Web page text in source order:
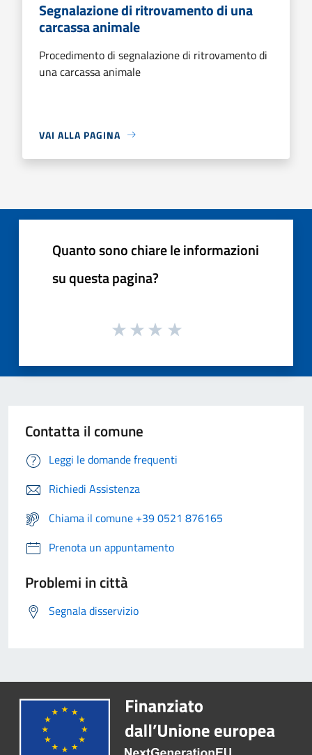
Segnalazione di ritrovamento di una
carcassa animale
Procedimento di segnalazione di ritrovamento di
una carcassa animale
VAI ALLA PAGINA
Quanto sono chiare le informazioni
su questa pagina?
Contatta il comune
Leggi le domande frequenti
Richiedi Assistenza
Chiama il comune +39 0521 876165
Prenota un appuntamento
Problemi in città
Segnala disservizio